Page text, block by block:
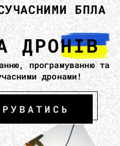
БПЛА
ДРОНІВ
програмуванню та
дронами!